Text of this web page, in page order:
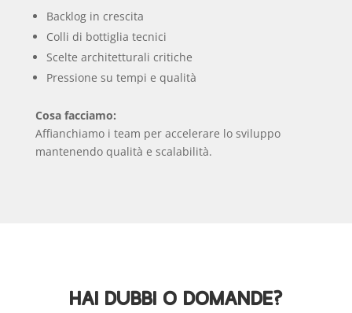
Backlog in crescita
Colli di bottiglia tecnici
Scelte architetturali critiche
Pressione su tempi e qualità
Cosa facciamo:
Affianchiamo i team per accelerare lo sviluppo
mantenendo qualità e scalabilità.
HAI DUBBI O DOMANDE?